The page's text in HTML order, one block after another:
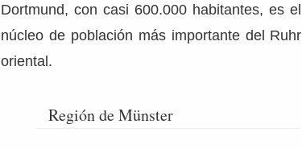
Dortmund, con casi 600.000 habitantes, es el
núcleo de población más importante del Ruhr
oriental.
Región de Münster